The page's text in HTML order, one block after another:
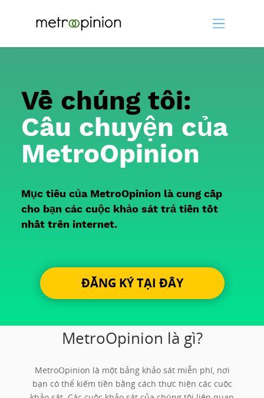
Về chúng tôi:
Câu chuyện của
MetroOpinion
Mục tiêu của MetroOpinion là cung cấp
cho bạn các cuộc khảo sát trả tiền tốt
nhất trên internet.
ĐĂNG KÝ TẠI ĐÂY
MetroOpinion là gì?
MetroOpinion là một bảng khảo sát miễn phí, nơi
bạn có thể kiếm tiền bằng cách thực hiện các cuộc